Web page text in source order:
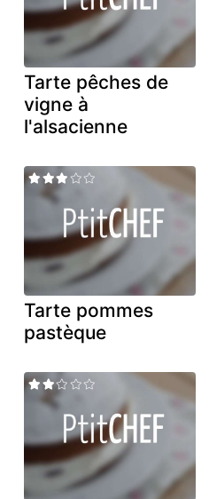
Tarte pêches de
vigne à
l'alsacienne
Tarte pommes
pastèque